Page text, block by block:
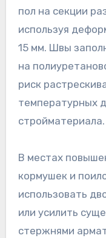
пол на секции
используя
15 мм. Швы
на
риск
температурных
стройматериала.
В местах
кормушек и
использовать
или усилить
стержнями